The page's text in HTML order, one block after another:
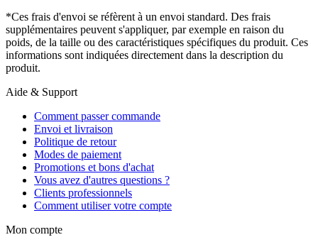
*Ces frais d'envoi se réfèrent à un envoi standard. Des frais
supplémentaires peuvent s'appliquer, par exemple en raison du
poids, de la taille ou des caractéristiques spécifiques du produit. Ces
informations sont indiquées directement dans la description du
produit.
Aide & Support
Comment passer commande
Envoi et livraison
Politique de retour
Modes de paiement
Promotions et bons d'achat
Vous avez d'autres questions ?
Clients professionnels
Comment utiliser votre compte
Mon compte